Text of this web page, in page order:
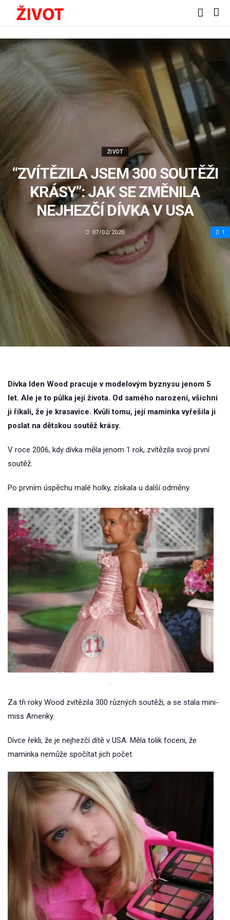
ŽIVOT
“ZVÍTĚZILA JSEM 300 SOUTĚŽI
KRÁSY”: JAK SE ZMĚNILA
NEJHEZČÍ DÍVKA V USA
07/02/2020 1
Dívka Iden Wood pracuje v modelovým byznysu jenom 5
let. Ale je to půlka její života. Od samého narození, všichni
ji říkali, že je krasavice. Kvůli tomu, její maminka vyřešila ji
poslat na dětskou soutěž krásy.
V roce 2006, kdy dívka měla jenom 1 rok, zvítězila svoji první
soutěž.
Po prvním úspěchu malé holky, získala u další odměny.
.
Za tři roky Wood zvítězila 300 různých soutěži, a se stala mini-
miss Ameriky.
Dívce řekli, že je nejhezčí dítě v USA. Měla tolik foceni, že
maminka nemůže spočítat jich počet.